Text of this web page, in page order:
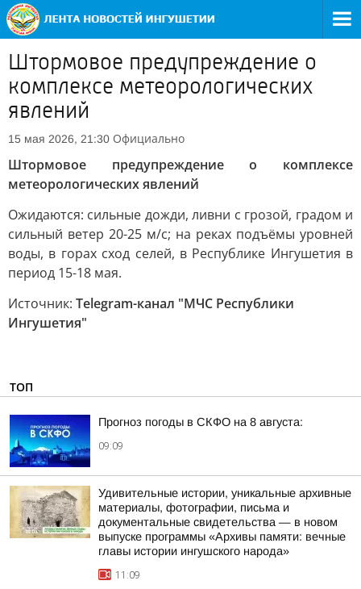
Штормовое предупреждение о
комплексе метеорологических
явлений
15 мая 2026, 21:30 Официально
Штормовое предупреждение о комплексе
метеорологических явлений
Ожидаются: сильные дожди, ливни с грозой, градом и
сильный ветер 20-25 м/с; на реках подъёмы уровней
воды, в горах сход селей, в Республике Ингушетия в
период 15-18 мая.
Источник: Telegram-канал "МЧС Республики
Ингушетия"
ТОП
Прогноз погоды в СКФО на 8 августа:
09:09
Удивительные истории, уникальные архивные
материалы, фотографии, письма и
документальные свидетельства — в новом
выпуске программы «Архивы памяти: вечные
главы истории ингушского народа»
11:09